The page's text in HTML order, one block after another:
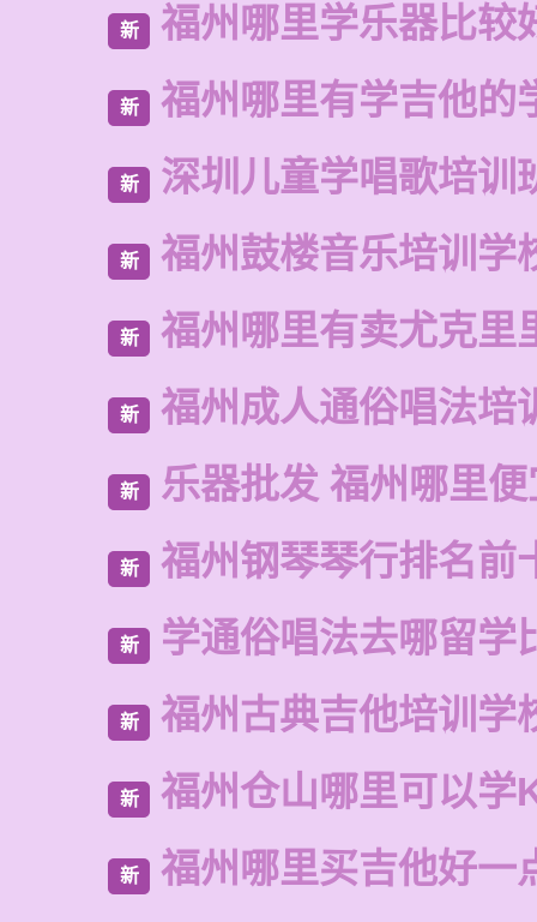
新 福州哪里学乐器比较
新 福州哪里有学吉他的
新 深圳儿童学唱歌培训
新 福州鼓楼音乐培训学
新 福州哪里有卖尤克里
新 福州成人通俗唱法培
新 乐器批发 福州哪里
新 福州钢琴琴行排名前
新 学通俗唱法去哪留学
新 福州古典吉他培训学
新 福州仓山哪里可以学
新 福州哪里买吉他好一